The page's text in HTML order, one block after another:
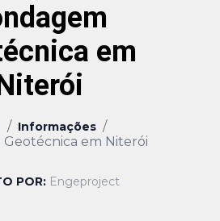
em
/ Informações /
em Niterói
POR: Engeproject